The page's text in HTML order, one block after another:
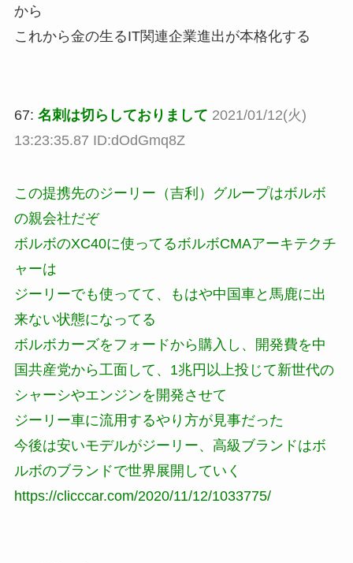
から
これから金の生るIT関連企業進出が本格化する
67: 名刺は切らしておりまして 2021/01/12(火)
13:23:35.87 ID:dOdGmq8Z
この提携先のジーリー（吉利）グループはボルボ
の親会社だぞ
ボルボのXC40に使ってるボルボCMAアーキテクチ
ャーは
ジーリーでも使ってて、もはや中国車と馬鹿に出
来ない状態になってる
ボルボカーズをフォードから購入し、開発費を中
国共産党から工面して、1兆円以上投じて新世代の
シャーシやエンジンを開発させて
ジーリー車に流用するやり方が見事だった
今後は安いモデルがジーリー、高級ブランドはボ
ルボのブランドで世界展開していく
https://clicccar.com/2020/11/12/1033775/